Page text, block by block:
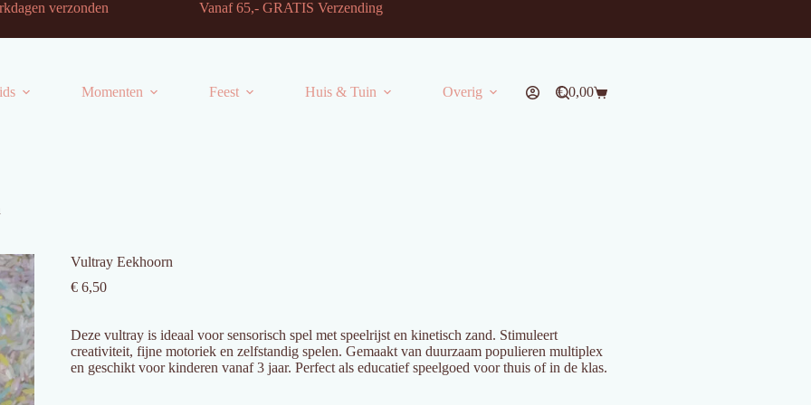
werkdagen verzonden Vanaf 65,- GRATIS Verzending
Momenten Feest Huis & Tuin Overig Winkelwagen
€0,00
Vultray Eekhoorn
€6,50
Deze vultray is ideaal voor sensorisch spel met speelrijst en kinetisch zand. Stimuleert
creativiteit, fijne motoriek en zelfstandig spelen. Gemaakt van duurzaam populieren multiplex
en geschikt voor kinderen vanaf 3 jaar. Perfect als educatief speelgoed voor thuis of in de klas.